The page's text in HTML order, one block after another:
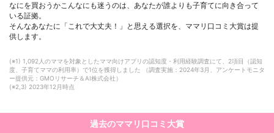
なにを買おうかこんなにも迷うのは、あなたが誰よりも子育てに向き合って
いる証拠。
そんなあなたに「これで大丈夫！」と思える選択を、ママリ口コミ大賞は提
供します。
(※1) 1,092人のママを対象としたママ向けアプリの認知度・利用経験調査にて、2項目（認知
度、子育てママの利用率）で1位を獲得しました （調査実施：2024年3月、アンケートモニタ
ー提供元：GMOリサーチ＆AI株式会社）
(※2,3) 2023年12月時点
過去のママリ口コミ大賞